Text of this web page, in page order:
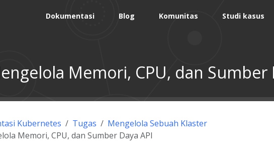
Dokumentasi Blog Komunitas Studi kasus
Memori, CPU, dan Sumber
Kubernetes Tugas
Mengelola Sebuah Klaster
Memori, CPU, dan Sumber Daya API